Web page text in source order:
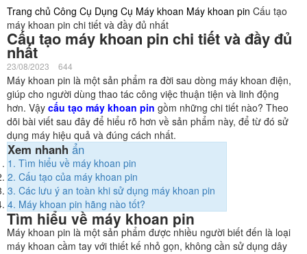
Trang chủ Công Cụ Dụng Cụ Máy khoan Máy khoan pin Cấu tạo
máy khoan pin chi tiết và đầy đủ nhất
Cấu tạo máy khoan pin chi tiết và đầy đủ
nhất
23/08/2023 644
Máy khoan pin là một sản phẩm ra đời sau dòng máy khoan điện,
giúp cho người dùng thao tác công việc thuận tiện và linh động
hơn. Vậy cấu tạo máy khoan pin gồm những chi tiết nào? Theo
dõi bài viết sau đây để hiểu rõ hơn về sản phẩm này, để từ đó sử
dụng máy hiệu quả và đúng cách nhất.
Xem nhanh ẩn
1. Tìm hiểu về máy khoan pin
2. Cấu tạo của máy khoan pin
3. Các lưu ý an toàn khi sử dụng máy khoan pin
4. Máy khoan pin hãng nào tốt?
Tìm hiểu về máy khoan pin
Máy khoan pin là một sản phẩm được nhiều người biết đến là loại
máy khoan cầm tay với thiết kế nhỏ gọn, không cần sử dụng dây